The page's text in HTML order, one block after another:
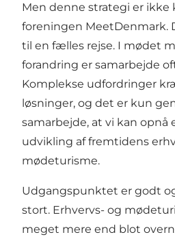
Men denne strategi er ikke
foreningen MeetDenmark.
til en fælles rejse. I mødet
forandring er samarbejde
Komplekse udfordringer
løsninger, og det er kun
samarbejde, at vi kan
udvikling af fremtidens
mødeturisme.
Udgangspunktet er godt
stort. Erhvervs- og
meget mere end blot